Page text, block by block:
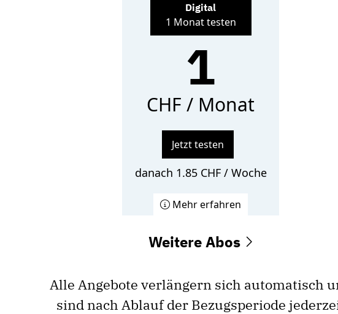
Digital
1 Monat testen
1
CHF / Monat
Jetzt testen
danach 1.85 CHF / Woche
Mehr erfahren
Weitere Abos
Alle Angebote verlängern sich automatisch
sind nach Ablauf der Bezugsperiode